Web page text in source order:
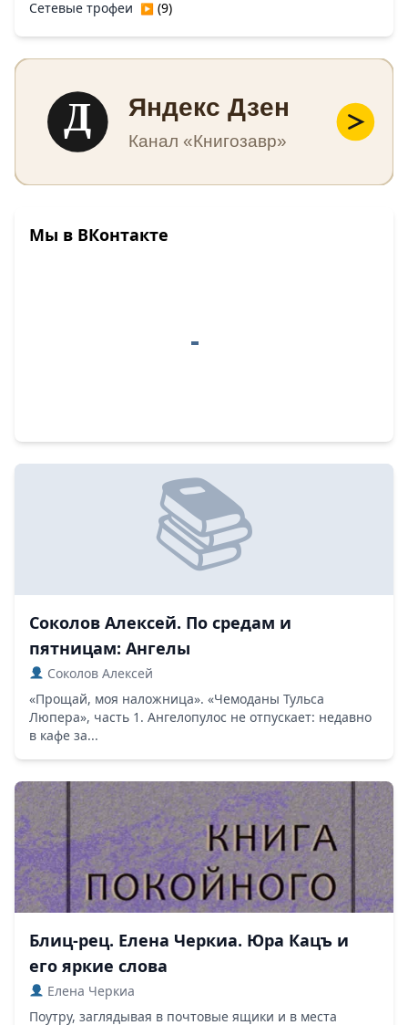
Соколов Алексей. По средам и
пятницам: Ангелы
Соколов Алексей
«Прощай, моя наложница». «Чемоданы Тульса
Люпера», часть 1. Ангелопулос не отпускает: недавно
в кафе за...
Блиц-рец. Елена Черкиа. Юра Кацъ и
его яркие слова
Елена Черкиа
Поутру, заглядывая в почтовые ящики и в места
Сетевые трофеи ▶ (9)
Д Яндекс Дзен
Канал «Книгозавр»
Мы в ВКонтакте